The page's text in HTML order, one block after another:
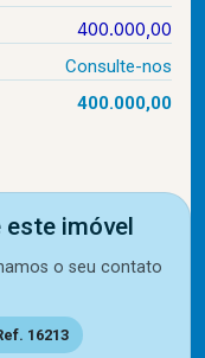
400.000,00
Consulte-nos
400.000,00
este imóvel
o seu contato
16213